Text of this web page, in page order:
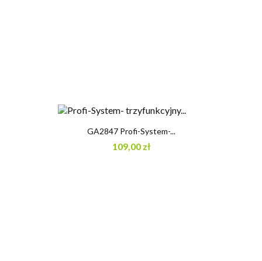
GA2847 Profi-System-...
109,00 zł